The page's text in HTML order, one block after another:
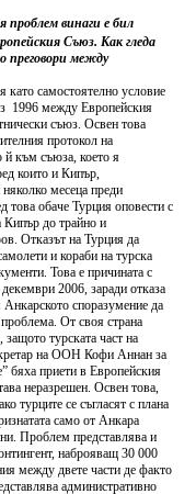
винаги е бил
Съюз. Как гледа
преговори между
като самостоятелно условие
1996 между Европейския
съюз. Освен това
протокол на
й към съюза, което я
които и Кипър,
месеца преди
това обаче Турция оповести с
Кипър до трайно и
Отказът на Турция да
и кораби на турска
Това е причината с
2006, заради отказа
споразумение да
От своя страна
турската част на
на ООН Кофи Аннан за
бяха приети в Европейския
неразрешен. Освен това,
турците се съгласят с плана
само от Анкара
Проблем представлява и
наброяващ 30 000
между двете части де факто
административно